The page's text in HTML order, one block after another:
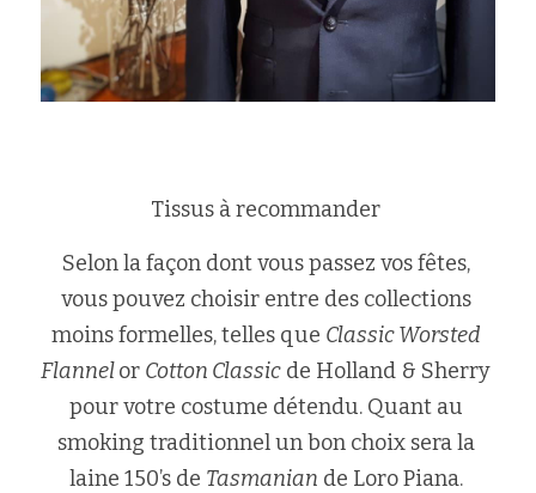
Tissus à recommander
Selon la façon dont vous passez vos fêtes,
vous pouvez choisir entre des collections
moins formelles, telles que Classic Worsted
Flannel or Cotton Classic de Holland & Sherry
pour votre costume détendu. Quant au
smoking traditionnel un bon choix sera la
laine 150’s de Tasmanian
de Loro Piana.